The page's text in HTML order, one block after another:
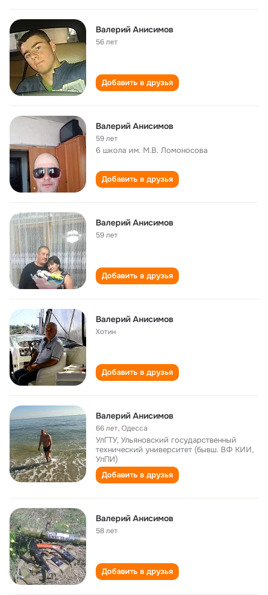
Валерий Анисимов
56 лет
Добавить в друзья
Валерий Анисимов
59 лет
6 школа им. М.В. Ломоносова
Добавить в друзья
Валерий Анисимов
59 лет
Добавить в друзья
Валерий Анисимов
Хотин
Добавить в друзья
Валерий Анисимов
66 лет,Одесса
УлГТУ, Ульяновский государственный
технический университет (бывш. ВФ КИИ,
УлПИ)
Добавить в друзья
Валерий Анисимов
58 лет
Добавить в друзья